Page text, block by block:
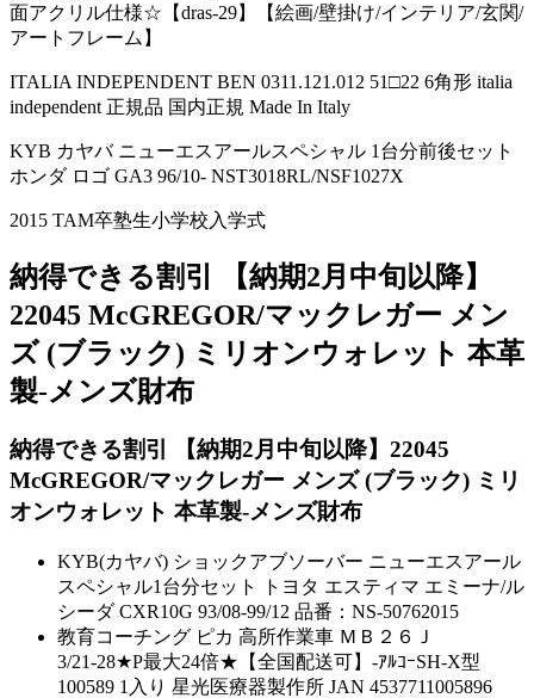
面アクリル仕様☆【dras-29】【絵画/壁掛け/インテリア/玄関/
アートフレーム】
ITALIA INDEPENDENT BEN 0311.121.012 51□22 6角形 italia
independent 正規品 国内正規 Made In Italy
KYB カヤバ ニューエスアールスペシャル 1台分前後セット
ホンダ ロゴ GA3 96/10- NST3018RL/NSF1027X
2015 TAM卒塾生小学校入学式
納得できる割引 【納期2月中旬以降】
22045 McGREGOR/マックレガー メン
ズ (ブラック) ミリオンウォレット 本革
製-メンズ財布
納得できる割引 【納期2月中旬以降】22045
McGREGOR/マックレガー メンズ (ブラック) ミリ
オンウォレット 本革製-メンズ財布
KYB(カヤバ) ショックアブソーバー ニューエスアール
スペシャル1台分セット トヨタ エスティマ エミーナ/ル
シーダ CXR10G 93/08-99/12 品番：NS-50762015
教育コーチング ピカ 高所作業車 ＭＢ２６Ｊ
3/21-28★P最大24倍★【全国配送可】-ｱﾙｺｰSH-X型
100589 1入り 星光医療器製作所 JAN 4537711005896